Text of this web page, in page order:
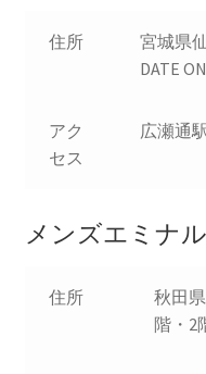
住所
宮城県
DATE
アク
セス
広瀬通
メンズエミナ
住所
秋田
階・2